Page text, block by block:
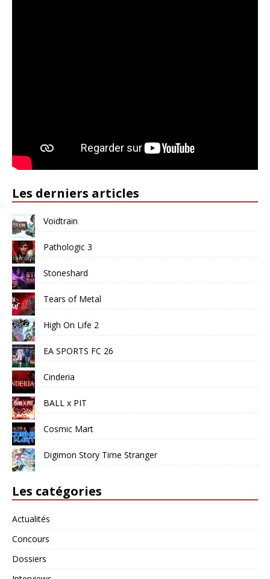
Les derniers articles
Voidtrain
Pathologic 3
Stoneshard
Tears of Metal
High On Life 2
EA SPORTS FC 26
Cinderia
BALL x PIT
Cosmic Mart
Digimon Story Time Stranger
Les catégories
Actualités
Concours
Dossiers